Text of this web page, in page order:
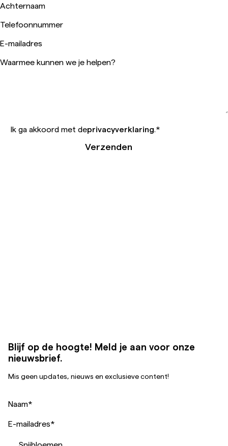
Achternaam
Telefoonnummer
E-mailadres
Waarmee kunnen we je helpen?
Ik ga akkoord met deprivacyverklaring.*
Verzenden
Blijf op de hoogte! Meld je aan voor onze
nieuwsbrief.
Mis geen updates, nieuws en exclusieve content!
Naam*
E-mailadres*